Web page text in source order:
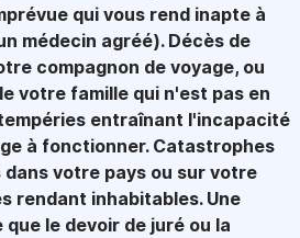
qui vous rend inapte à
médecin agréé). Décès de
compagnon de voyage, ou
votre famille qui n'est pas en
entraînant l'incapacité
à fonctionner. Catastrophes
votre pays ou sur votre
rendant inhabitables. Une
le devoir de juré ou la